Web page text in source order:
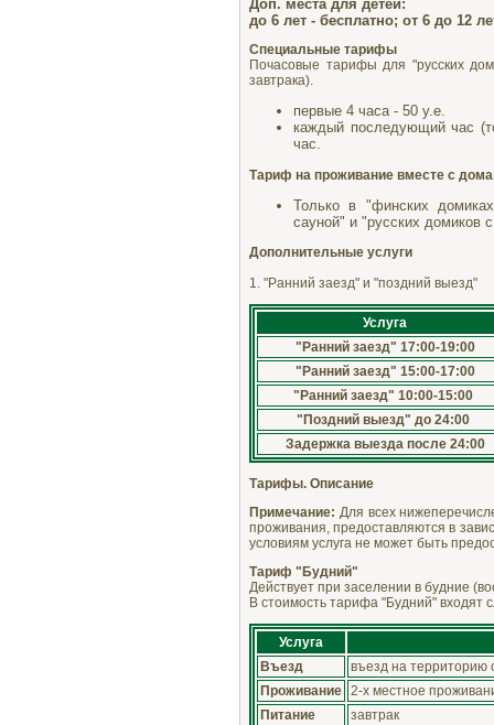
Доп. места для детей:
до 6 лет - бесплатно; от 6 до 12
Специальные тарифы
Почасовые тарифы для "русских
завтрака).
первые 4 часа - 50 у.e.
каждый последующий час
час.
Тариф на проживание вместе с
Только в "финских
сауной" и "русских домиков
Дополнительные услуги
1. "Ранний заезд" и "поздний выезд"
Услуга
"Ранний заезд" 17:00-19:00
"Ранний заезд" 15:00-17:00
"Ранний заезд" 10:00-15:00
"Поздний выезд" до 24:00
Задержка выезда после 24:00
Тарифы. Описание
Примечание: Для всех
проживания, предоставляются в
условиям услуга не может быть
Тариф "Будний"
Действует при заселении в будние
В стоимость тарифа "Будний" входят
Услуга
Въезд
въезд на территорию
Проживание 2-х местное
Питание
завтрак